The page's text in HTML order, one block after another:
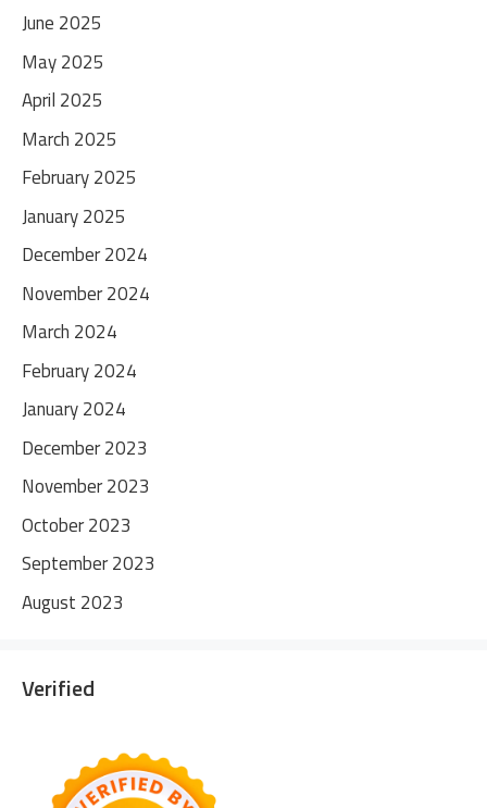
June 2025
May 2025
April 2025
March 2025
February 2025
January 2025
December 2024
November 2024
March 2024
February 2024
January 2024
December 2023
November 2023
October 2023
September 2023
August 2023
Verified